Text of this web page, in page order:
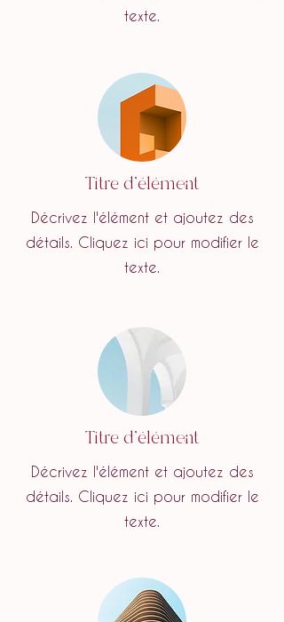
texte.
Titre d'élément
Décrivez l'élément et ajoutez des
détails. Cliquez ici pour modifier le
texte.
Titre d'élément
Décrivez l'élément et ajoutez des
détails. Cliquez ici pour modifier le
texte.